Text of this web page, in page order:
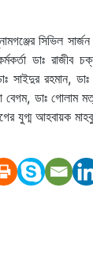
সিভিল
ডাঃ রাজীব
সাইদুর রহমান,
বেগম, ডাঃ
যুগ্ম আহবায়ক